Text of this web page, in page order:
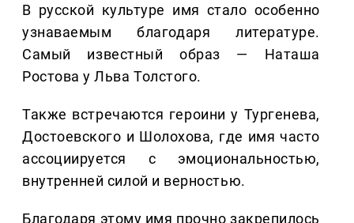
В русской культуре имя стало особенно
узнаваемым благодаря литературе.
Самый известный образ — Наташа
Ростова у Льва Толстого.
Также встречаются героини у Тургенева,
Достоевского и Шолохова, где имя часто
ассоциируется с эмоциональностью,
внутренней силой и верностью.
Благодаря этому имя прочно закрепилось